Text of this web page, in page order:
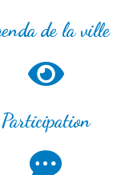
de la ville
Participation